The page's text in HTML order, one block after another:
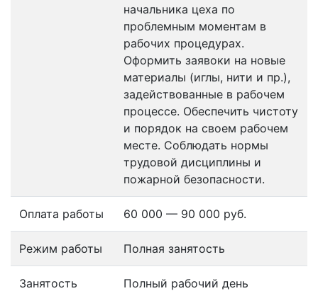
начальника цеха по
проблемным моментам в
рабочих процедурах.
Оформить заявоки на новые
материалы (иглы, нити и пр.),
задействованные в рабочем
процессе. Обеспечить чистоту
и порядок на своем рабочем
месте. Соблюдать нормы
трудовой дисциплины и
пожарной безопасности.
Оплата работы 60 000 — 90 000 руб.
Режим работы Полная занятость
Занятость Полный рабочий день